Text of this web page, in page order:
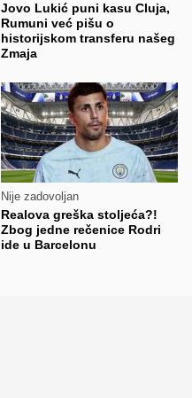
Jovo Lukić puni kasu Cluja,
Rumuni već pišu o
historijskom transferu našeg
Zmaja
Nije zadovoljan
Realova greška stoljeća?!
Zbog jedne rečenice Rodri
ide u Barcelonu